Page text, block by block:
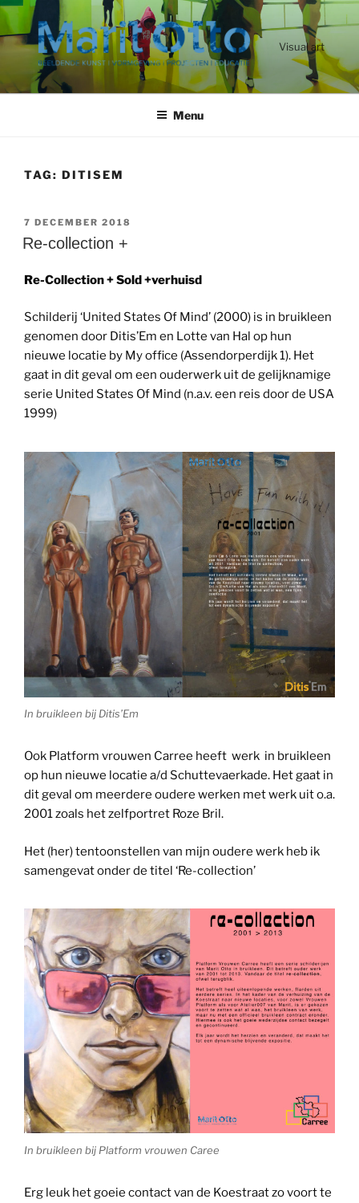
Ga
naar
de
Visual art
Menu
TAG: DITISEM
GEPLAATST
OP
7 DECEMBER 2018
Re-collection +
Re-Collection + Sold +verhuisd
Schilderij ‘United States Of Mind’ (2000) is in bruikleen
genomen door Ditis’Em en Lotte van Hal op hun
nieuwe locatie by My office (Assendorperdijk 1). Het
gaat in dit geval om een ouderwerk uit de gelijknamige
serie United States Of Mind (n.a.v. een reis door de USA
1999)
In bruikleen bij Ditis’Em
Ook Platform vrouwen Carree heeft werk in bruikleen
op hun nieuwe locatie a/d Schuttevaerkade. Het gaat in
dit geval om meerdere oudere werken met werk uit o.a.
2001 zoals het zelfportret Roze Bril.
Het (her) tentoonstellen van mijn oudere werk heb ik
samengevat onder de titel ‘Re-collection’
In bruikleen bij Platform vrouwen Caree
Erg leuk het goeie contact van de Koestraat zo voort te